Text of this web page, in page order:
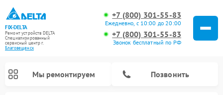
FIX-DELTA
Ремонт устройств DELTA
Специализированный
cервисный центр г.
Благовещенск
+7 (800) 301-55-83
Ежедневно, с 10:00 до 20:00
+7 (800) 301-55-83
Звонок бесплатный по РФ
Мы ремонтируем Позвонить